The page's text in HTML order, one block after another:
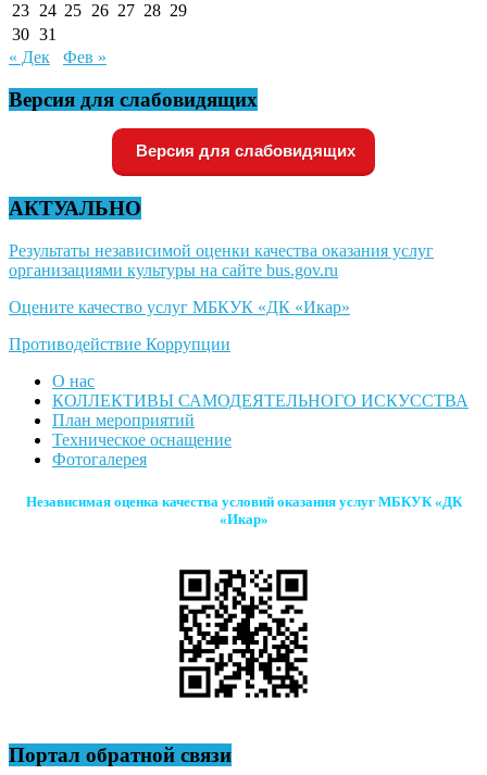
23 24 25 26 27 28 29
30 31
« Дек
Фев »
Версия для слабовидящих
Версия для слабовидящих
АКТУАЛЬНО
Результаты независимой оценки качества оказания услуг
организациями культуры на сайте bus.gov.ru
Оцените качество услуг МБКУК «ДК «Икар»
Противодействие Коррупции
О нас
КОЛЛЕКТИВЫ САМОДЕЯТЕЛЬНОГО ИСКУССТВА
План мероприятий
Техническое оснащение
Фотогалерея
Независимая оценка качества условий оказания услуг МБКУК «ДК
«Икар»
Портал обратной связи